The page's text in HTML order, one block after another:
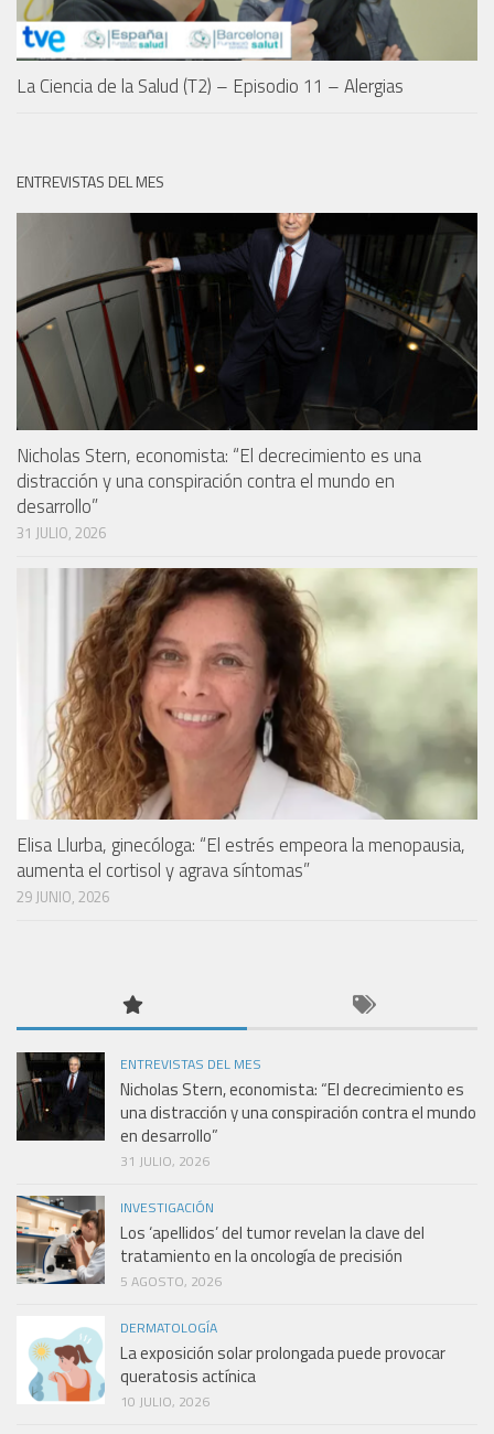
La Ciencia de la Salud (T2) – Episodio 11 – Alergias
ENTREVISTAS DEL MES
Nicholas Stern, economista: “El decrecimiento es una
distracción y una conspiración contra el mundo en
desarrollo”
31 JULIO, 2026
Elisa Llurba, ginecóloga: “El estrés empeora la menopausia,
aumenta el cortisol y agrava síntomas”
29 JUNIO, 2026
ENTREVISTAS DEL MES
Nicholas Stern, economista: “El decrecimiento es
una distracción y una conspiración contra el mundo
en desarrollo”
31 JULIO, 2026
INVESTIGACIÓN
Los ‘apellidos’ del tumor revelan la clave del
tratamiento en la oncología de precisión
5 AGOSTO, 2026
DERMATOLOGÍA
La exposición solar prolongada puede provocar
queratosis actínica
10 JULIO, 2026